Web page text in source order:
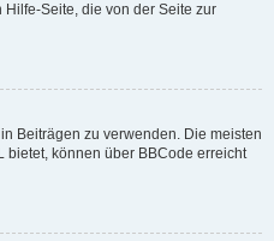
Seite, die von der Seite zur
Beiträgen zu verwenden. Die meisten
bietet, können über BBCode erreicht